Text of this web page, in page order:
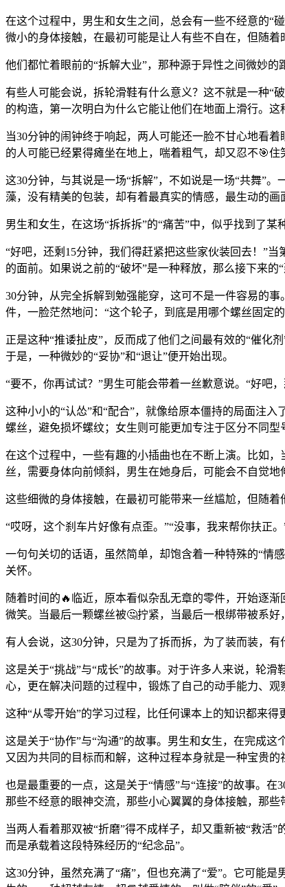
在这个过程中，男生和女生之间，总会有一些不经意的“
微小的身体接触，在最初可能是让人有些不自在，但随着
他们都忙着眼前的“拆解大业”，那种源于异性之间微妙的
有些人可能会说，拆轮滑鞋有什么意义？这不就是一种“
的构造，第一次明白为什么它能让他们在地面上滑行。
当30分钟的闹钟终于响起，两人可能还一脸不甘心地看
的人可能已经累得瘫坐在地上，喘着粗气，却又忍不🎯住
这30分钟，与其说是一场“拆解”，不如说是一场“共舞”
藻，没有精美的包装，却有着最真实的情感，最生动的画
男生和女生，在这场“拆拆拆”的“痛苦”中，似乎找到了某
“好吧，还剩15分钟，我们得赶紧把这些家伙装回去！”
的面前。如果说之前的“破坏”是一种释放，那么接下来
30分钟，从完全拆解到勉强能穿，这可不是一件容易的
件，一脸茫然地问：“这个轮子，到底是用哪个螺丝固定
正是这种“推诿扯皮”，反而成了他们之间最有效的“催化
于是，一种微妙的“妥协”和“退让”便开始出现。
“要不，你再试试？”男生可能会带着一丝歉意说。“好吧
这种小小的“认怂”和“配合”，就像给原本僵持的局面注
螺丝，避免损坏螺纹；女生则可能更加专注于区分不同型
在这个过程中，一些有趣的小插曲也在不断上演。比如
丝，需要身体向前倾斜，男生在她身后，可能会不自觉地
这些细微的身体接触，在最初可能带来一丝尴尬，但随
“哎呀，这个刹车片好像有点歪。”“没事，我来帮你扶正
一句句关切的话语，虽然简单，却饱含着一种特殊的“情
关怀。
随着时间的🔥临近，原本看似杂乱无章的零件，开始逐
微笑。当最后一颗螺丝被🤔拧紧，当最后一根绑带被系好
有人会说，这30分钟，只是为了拆而拆，为了装而装，
这是关于“挑战”与“成长”的故事。对于许多人来说，轮
心，更在解决问题的过程中，锻炼了自己的动手能力、观
这种“从零开始”的学习过程，比任何课本上的知识都来得
这是关于“协作”与“沟通”的故事。男生和女生，在完成
又因为共同的目标而和解，这种过程本身就是一种宝贵
也是最重要的一点，这是关于“情感”与“连接”的故事。
那些不经意的眼神交流，那些小心翼翼的身体接触，那些
当两人看着那双被“折磨”得不成样子，却又重新被“救活
而是承载着这段特殊经历的“纪念品”。
这30分钟，虽然充满了“痛”，但也充满了“爱”。它可能